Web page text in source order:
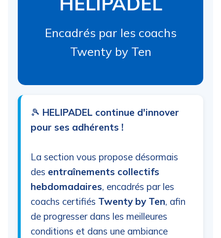
Encadrés par les coachs
Twenty by Ten
🎾 HELIPADEL continue d'innover
pour ses adhérents !
La section vous propose désormais
des entraînements collectifs
hebdomadaires, encadrés par les
coachs certifiés Twenty by Ten, afin
de progresser dans les meilleures
conditions et dans une ambiance